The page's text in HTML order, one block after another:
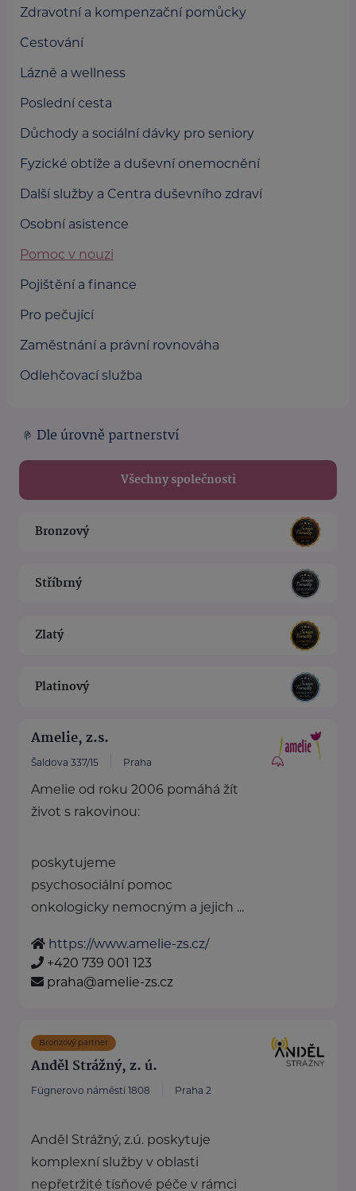
Zdravotní a kompenzační pomůcky
Cestování
Lázně a wellness
Poslední cesta
Důchody a sociální dávky pro seniory
Fyzické obtíže a duševní onemocnění
Další služby a Centra duševního zdraví
Osobní asistence
Pomoc v nouzi
Pojištění a finance
Pro pečující
Zaměstnání a právní rovnováha
Odlehčovací služba
Dle úrovně partnerství
Všechny společnosti
Bronzový
Stříbrný
Zlatý
Platinový
Amelie, z.s.
Šaldova 337/15 Praha
Amelie od roku 2006 pomáhá žít
život s rakovinou:
poskytujeme
psychosociální pomoc
onkologicky nemocným a jejich ...
https://www.amelie-zs.cz/
+420 739 001 123
praha@amelie-zs.cz
Bronzový partner
Anděl Strážný, z. ú.
Fügnerovo náměstí 1808 Praha 2
Anděl Strážný, z.ú. poskytuje
komplexní služby v oblasti
nepřetržité tísňové péče v rámci